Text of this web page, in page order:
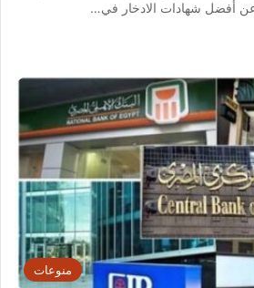
أفضل شهادات الادخار في…
منوعات